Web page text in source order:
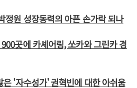
원 성장동력의 아픈 손가락 되나
곳에 카셰어링, 쏘카와 그린카 경
'자수성가' 권혁빈에 대한 아쉬움